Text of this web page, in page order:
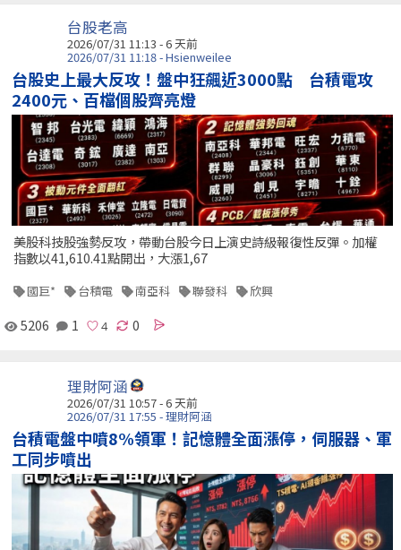
台股老高
2026/07/31 11:13 - 6 天前
2026/07/31 11:18 - Hsienweilee
台股史上最大反攻！盤中狂飆近3000點 台積電攻
2400元、百檔個股齊亮燈
美股科技股強勢反攻，帶動台股今日上演史詩級報復性反彈。加權
指數以41,610.41點開出，大漲1,67
國巨* 台積電 南亞科 聯發科 欣興
5206 1 0
理財阿涵
2026/07/31 10:57 - 6 天前
2026/07/31 17:55 - 理財阿涵
台積電盤中噴8%領軍！記憶體全面漲停，伺服器、軍
工同步噴出